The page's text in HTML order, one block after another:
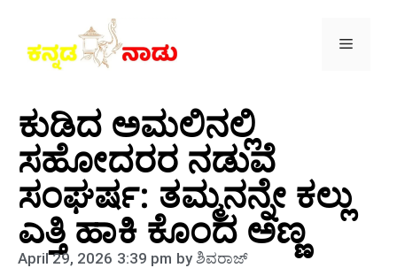
ಕುಡಿದ ಅಮಲಿನಲ್ಲಿ
ಸಹೋದರರ ನಡುವೆ
ಸಂಘರ್ಷ: ತಮ್ಮನನ್ನೇ ಕಲ್ಲು
ಎತ್ತಿ ಹಾಕಿ ಕೊಂದ ಅಣ್ಣ
April 29, 2026 3:39 pm byಶಿವರಾಜ್